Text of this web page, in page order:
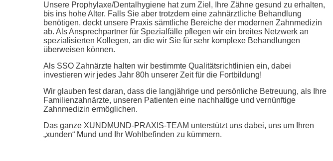
Unsere Prophylaxe/Dentalhygiene hat zum Ziel, Ihre Zähne gesund zu erhalten,
bis ins hohe Alter. Falls Sie aber trotzdem eine zahnärztliche Behandlung
benötigen, deckt unsere Praxis sämtliche Bereiche der modernen Zahnmedizin
ab. Als Ansprechpartner für Spezialfälle pflegen wir ein breites Netzwerk an
spezialisierten Kollegen, an die wir Sie für sehr komplexe Behandlungen
überweisen können.
Als SSO Zahnärzte halten wir bestimmte Qualitätsrichtlinien ein, dabei
investieren wir jedes Jahr 80h unserer Zeit für die Fortbildung!
Wir glauben fest daran, dass die langjährige und persönliche Betreuung, als Ihre
Familienzahnärzte, unseren Patienten eine nachhaltige und vernünftige
Zahnmedizin ermöglichen.
Das ganze XUNDMUND-PRAXIS-TEAM unterstützt uns dabei, uns um Ihren
„xunden“ Mund und Ihr Wohlbefinden zu kümmern.